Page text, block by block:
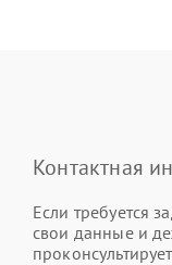
Контактная
Если требуется
свои данные и